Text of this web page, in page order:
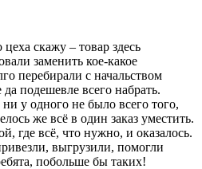
скажу – товар здесь
заменить кое-какое
перебирали с начальством
подешевле всего набрать.
у одного не было всего того,
же всё в один заказ уместить.
где всё, что нужно, и оказалось.
выгрузили, помогли
побольше бы таких!